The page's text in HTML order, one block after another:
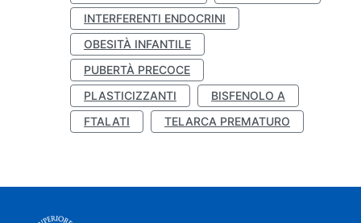
INTERFERENTI ENDOCRINI
OBESITÀ INFANTILE
PUBERTÀ PRECOCE
PLASTICIZZANTI
BISFENOLO A
FTALATI
TELARCA PREMATURO